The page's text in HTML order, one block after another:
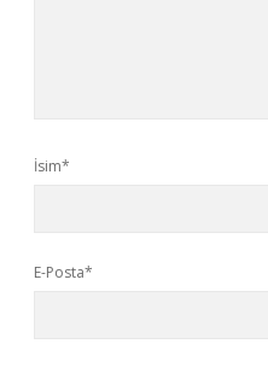
İsim*
E-Posta*